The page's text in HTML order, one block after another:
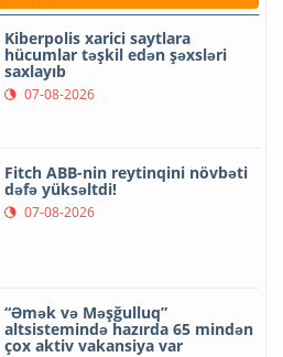
Kiberpolis xarici saytlara
hücumlar təşkil edən şəxsləri
saxlayıb
07-08-2026
Fitch ABB-nin reytinqini növbəti
dəfə yüksəltdi!
07-08-2026
“Əmək və Məşğulluq”
altsistemində hazırda 65 mindən
çox aktiv vakansiya var